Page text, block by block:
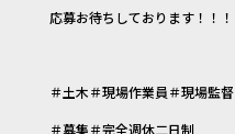
応募お待ちしております！！！
＃土木＃現場作業員＃現場監督
＃募集＃完全週休二日制